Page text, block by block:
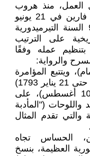
العمل، منذ هروب
لويس السادس عشر واعتقاله في فارين في 21 يونيو
1791 حتى سقوط روبسبير في 9 السنة التيرميدورية
على الترتيب
بتنظيم عمله وفقًا
والرواية:
ويتتبع المؤامرة
حتى نهايتها (وبالتالي سقوط الملكية حتى 21 يناير 1793)
أو يعطي الأفضلية لحدث معين (10 أغسطس)، على
("المأدبة
والتي تقدم المثال
الحساس تجاه
العظيمة، بنسخ